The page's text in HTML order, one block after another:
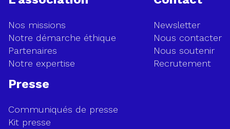
Nos missions
Notre démarche éthique
Partenaires
Notre expertise
NewsletterOuvrir
la
page
Nous contacter
Nous soutenir
Recrutement
Presse
Communiqués de presse
Kit presse